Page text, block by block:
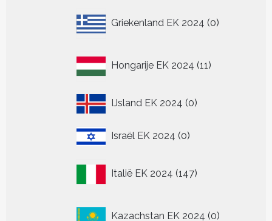
Griekenland EK 2024 0
producten
Hongarije EK 2024 11
producten
IJsland EK 2024 00
Israël EK 2024 00
Italië EK 2024 147
producten
Kazachstan EK 2024 0